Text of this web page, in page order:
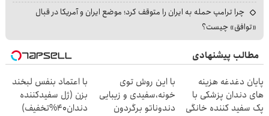
چرا ترامپ حمله به ایران را متوقف کرد؛ موضع ایران و آمریکا در قبال
«توافق» چیست؟
مطالب پیشنهادی
پایان دغدغه هزینه
های دندان پزشکی با
پک سفید کننده خانگی
با این روش توی
خونه،سفیدی و زیبایی
دندوناتو برگردون
با اعتماد بنفس لبخند
بزن (ژل سفیدکننده
دندان40%تخفیف)